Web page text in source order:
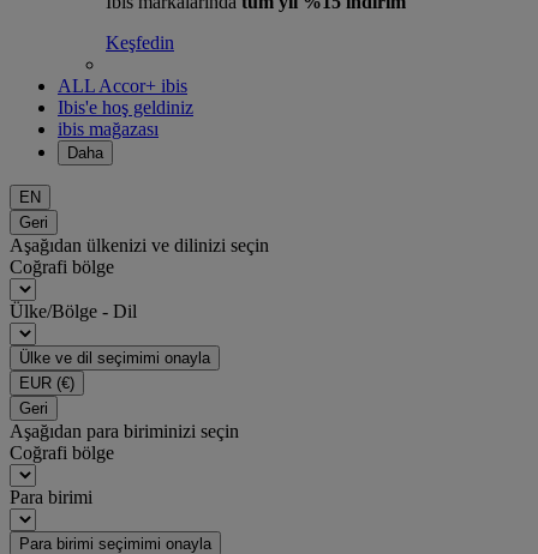
Keşfedin
ALL Accor+ ibis
Ibis'e hoş geldiniz
ibis mağazası
Daha
EN
Geri
Aşağıdan ülkenizi ve dilinizi seçin
Coğrafi bölge
Ülke/Bölge - Dil
Ülke ve dil seçimimi onayla
EUR (€)
Geri
Aşağıdan para biriminizi seçin
Coğrafi bölge
Para birimi
Para birimi seçimimi onayla